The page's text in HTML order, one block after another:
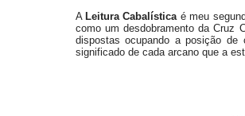
A Leitura Cabalísticaé meu
como um desdobramento da Cruz
dispostas ocupando a posição
significado de cada arcano que a